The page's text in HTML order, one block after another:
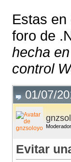
Estas en
foro de
hecha
control
01/07/
Evitar